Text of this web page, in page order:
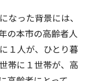
なった背景には、
の本市の高齢者人
１人が、ひとり暮
帯に１世帯が、高